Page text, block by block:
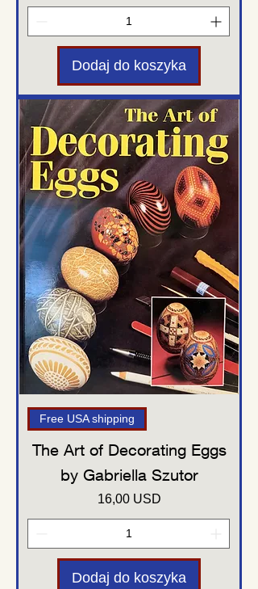
Dodaj do koszyka
Free USA shipping
The Art of Decorating Eggs
by Gabriella Szutor
Cena
16,00 USD
Dodaj do koszyka